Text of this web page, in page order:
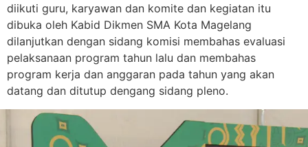
diikuti guru, karyawan dan komite dan kegiatan itu
dibuka oleh Kabid Dikmen SMA Kota Magelang
dilanjutkan dengan sidang komisi membahas evaluasi
pelaksanaan program tahun lalu dan membahas
program kerja dan anggaran pada tahun yang akan
datang dan ditutup dengang sidang pleno.